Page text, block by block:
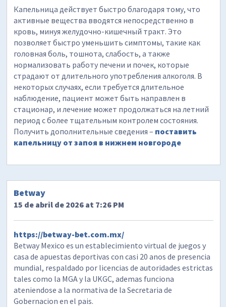
Капельница действует быстро благодаря тому, что
активные вещества вводятся непосредственно в
кровь, минуя желудочно-кишечный тракт. Это
позволяет быстро уменьшить симптомы, такие как
головная боль, тошнота, слабость, а также
нормализовать работу печени и почек, которые
страдают от длительного употребления алкоголя. В
некоторых случаях, если требуется длительное
наблюдение, пациент может быть направлен в
стационар, и лечение может продолжаться на летний
период с более тщательным контролем состояния.
Получить дополнительные сведения – поставить
капельницу от запоя в нижнем новгороде
Betway
15 de abril de 2026 at 7:26 PM
https://betway-bet.com.mx/
Betway Mexico es un establecimiento virtual de juegos y
casa de apuestas deportivas con casi 20 anos de presencia
mundial, respaldado por licencias de autoridades estrictas
tales como la MGA y la UKGC, ademas funciona
ateniendose a la normativa de la Secretaria de
Gobernacion en el pais.